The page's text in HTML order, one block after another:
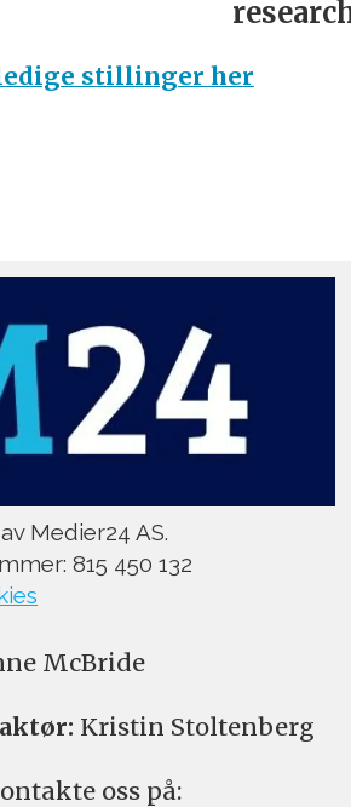
stillinger her
Medier24 AS.
815 450 132
McBride
Kristin Stoltenberg
oss på: